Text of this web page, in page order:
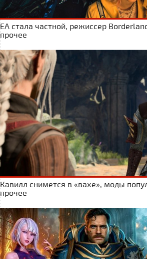
ЕА стала частной, режиссер
прочее
Кавилл снимется в «вахе», моды
прочее